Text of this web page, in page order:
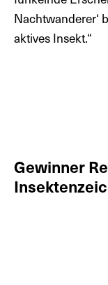
Nachtwanderer‘
aktives Insekt.“
Gewinner